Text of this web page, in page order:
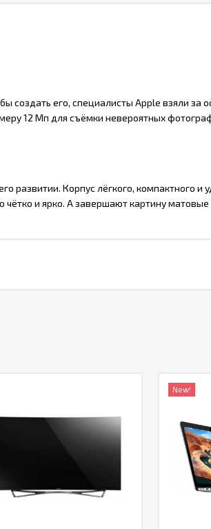
его, специалисты Apple взяли за
12 Мп для съёмки невероятных
развитии. Корпус лёгкого, компактного и
и ярко. А завершают картину
New!